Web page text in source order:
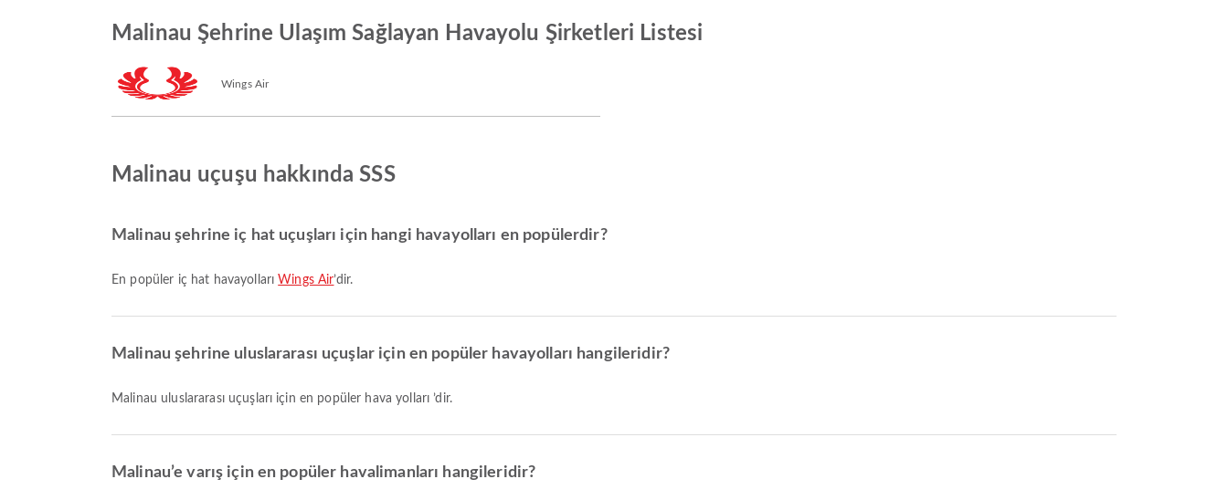
Malinau Şehrine Ulaşım Sağlayan Havayolu Şirketleri Listesi
Wings Air
Malinau uçuşu hakkında SSS
Malinau şehrine iç hat uçuşları için hangi havayolları en popülerdir?
En popüler iç hat havayolları Wings Air’dir.
Malinau şehrine uluslararası uçuşlar için en popüler havayolları hangileridir?
Malinau uluslararası uçuşları için en popüler hava yolları ’dir.
Malinau’e varış için en popüler havalimanları hangileridir?